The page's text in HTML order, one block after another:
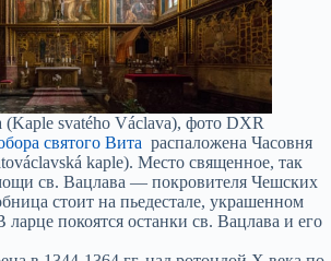
(Kaple svatého Václava), фото DXR
святого Вита распаложена Часовня
kaple). Место священное, так
св. Вацлава — покровителя Чешских
стоит на пьедестале, украшенном
покоятся останки св. Вацлава и его